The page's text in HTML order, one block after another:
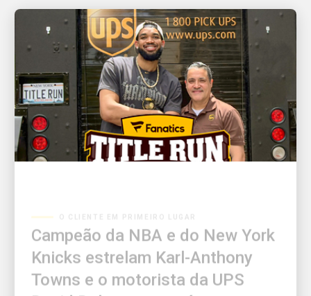
Campeão da NBA e do New York
Knicks estrelam Karl-Anthony
Towns e o motorista da UPS
David Delarosa se reúnem para